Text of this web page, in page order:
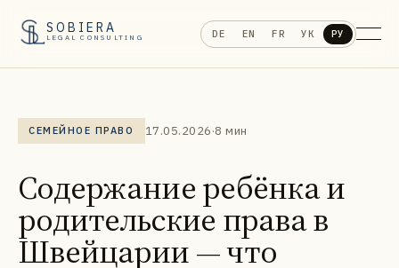
SOBIERA
LEGAL CONSULTING DE EN FR УК РУ
СЕМЕЙНОЕ ПРАВО 17.05.2026·8 мин
Содержание ребёнка и
родительские права в
Швейцарии — что